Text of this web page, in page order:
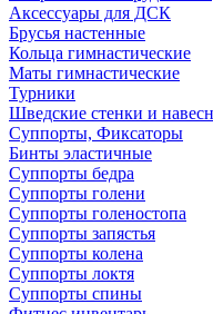
Аксессуары для ДСК
Брусья настенные
Кольца гимнастические
Маты гимнастические
Турники
Шведские стенки и
Суппорты, Фиксаторы
Бинты эластичные
Суппорты бедра
Суппорты голени
Суппорты голеностопа
Суппорты запястья
Суппорты колена
Суппорты локтя
Суппорты спины